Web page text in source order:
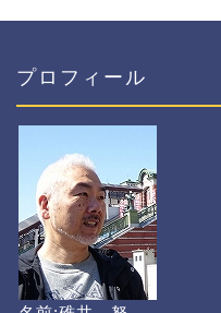
プロフィール